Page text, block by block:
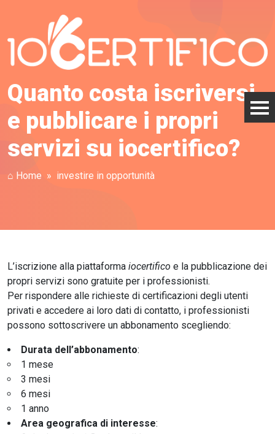
Quanto costa iscriversi
e pubblicare i propri
servizi su iocertifico?
⌂ Home investire in opportunità
L’iscrizione alla piattaforma iocertifico e la pubblicazione dei
propri servizi sono gratuite per i professionisti.
Per rispondere alle richieste di certificazioni degli utenti
privati e accedere ai loro dati di contatto, i professionisti
possono sottoscrivere un abbonamento scegliendo:
Durata dell’abbonamento:
1 mese
3 mesi
6 mesi
1 anno
Area geografica di interesse: